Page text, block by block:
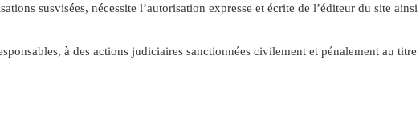
susvisées, nécessite l’autorisation expresse et écrite de l’éditeur du site
à des actions judiciaires sanctionnées civilement et pénalement au